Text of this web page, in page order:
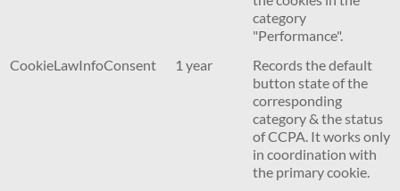
category
"Performance".
CookieLawInfoConsent
1 year
Records the default
button state of the
corresponding
category & the status
of CCPA. It works only
in coordination with
the primary cookie.